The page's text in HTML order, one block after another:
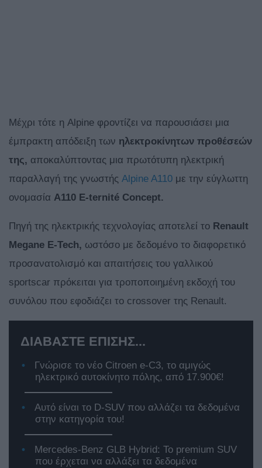
Mέχρι τότε η Alpine φροντίζει να παρουσιάσει μια
έμπρακτη απόδειξη των ηλεκτροκίνητων προθέσεών
της, αποκαλύπτοντας μια πρωτότυπη ηλεκτρική
παραλλαγή της γνωστής Alpine A110 με την εύγλωττη
ονομασία A110 E-ternité Concept.
Πηγή της ηλεκτρικής τεχνολογίας αποτελεί το Renault
Megane E-Tech, ωστόσο με δεδομένο το διαφορετικό
προσανατολισμό και απαιτήσεις του γαλλικού
sportscar πρόκειται για τροποποιημένη εκδοχή του
συνόλου που εφοδιάζει το crossover της Renault.
ΔΙΑΒΑΣΤΕ ΕΠΙΣΗΣ...
Γνώρισε το νέο Citroen e-C3, το αμιγώς
ηλεκτρικό αυτοκίνητο πόλης, από 17.900€!
Αυτό είναι το D-SUV που αλλάζει τα δεδομένα
στην κατηγορία του!
Mercedes-Benz GLB Hybrid: Το premium SUV
που έρχεται να αλλάξει τα δεδομένα